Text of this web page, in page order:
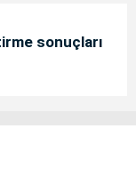
sonuçları